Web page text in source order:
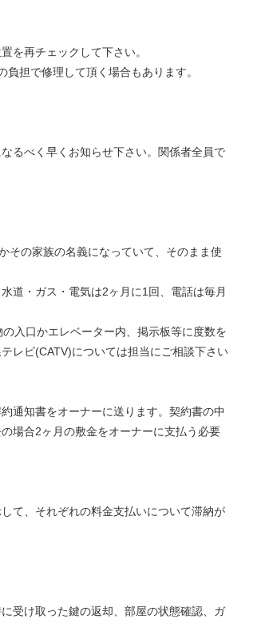
を再チェックして下さい。
担で修理して頂く場合もあります。
るべく早くお知らせ下さい。関係者全員で
その家族の名義になっていて、そのまま使
道・ガス・電気は2ヶ月に1回、電話は毎月
入口かエレベーター内、掲示板等に度数を
レビ(CATV)については担当にご相談下さい
通知書をオーナーに送ります。契約書の中
場合2ヶ月の敷金をオーナーに支払う必要
て、それぞれの料金支払いについて滞納が
受け取った鍵の返却、部屋の状態確認、ガ